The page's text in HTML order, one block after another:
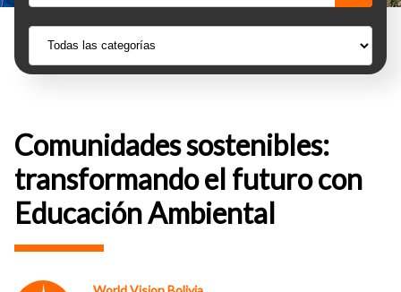
Comunidades sostenibles:
transformando el futuro con
Educación Ambiental